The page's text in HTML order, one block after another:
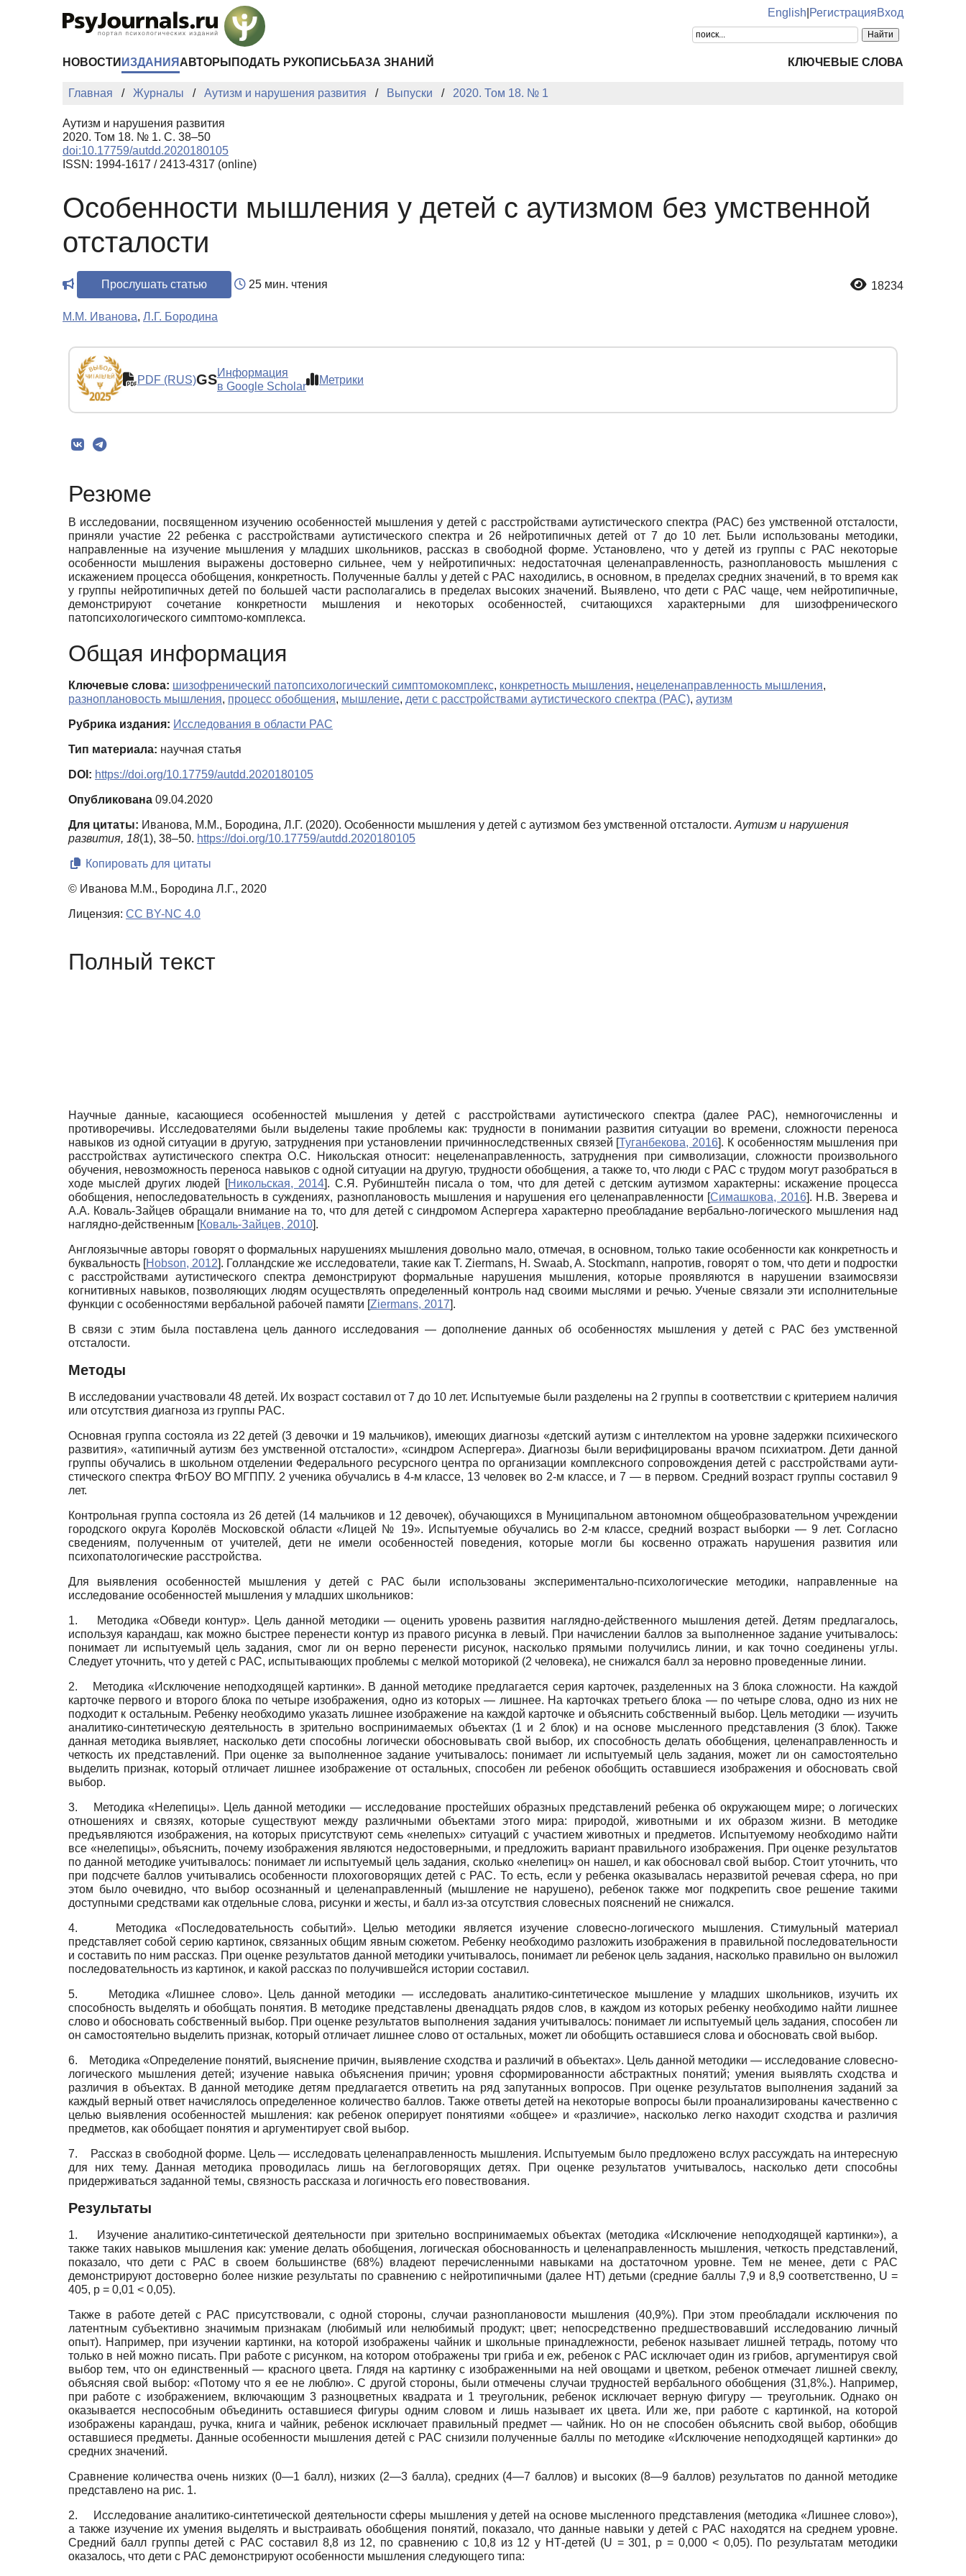
English РегистрацияВход
НОВОСТИ ИЗДАНИЯ АВТОРЫ ПОДАТЬ РУКОПИСЬ БАЗА ЗНАНИЙ КЛЮЧЕВЫЕ СЛОВА
Главная Журналы Аутизм и нарушения развития Выпуски 2020. Том 18. № 1
Аутизм и нарушения развития
2020. Том 18. № 1. С. 38–50
doi:10.17759/autdd.2020180105
ISSN: 1994-1617 / 2413-4317 (online)
Особенности мышления у детей с аутизмом без умственной
отсталости
Прослушать статью 25 мин. чтения 18234
М.М. Иванова, Л.Г. Бородина
PDF (RUS)GSИнформация
в Google Scholar
Метрики
Резюме
В исследовании, посвященном изучению особенностей мышления у детей с расстройствами аутистического спектра (РАС) без умственной отсталости,
приняли участие 22 ребенка с расстройствами аутистического спектра и 26 нейротипичных детей от 7 до 10 лет. Были использованы методики,
направленные на изучение мышления у младших школьников, рассказ в свободной форме. Установлено, что у детей из группы с РАС некоторые
особенности мышления выражены достоверно сильнее, чем у нейротипичных: недостаточная целенаправленность, разноплановость мышления с
искажением процесса обобщения, конкретность. Полученные баллы у детей с РАС находились, в основном, в пределах средних значений, в то время как
у группы нейротипичных детей по большей части располагались в пределах высоких значений. Выявлено, что дети с РАС чаще, чем нейротипичные,
демонстрируют сочетание конкретности мышления и некоторых особенностей, считающихся характерными для шизофренического
патопсихологического симптомо-комплекса.
Общая информация
Ключевые слова: шизофренический патопсихологический симптомокомплекс, конкретность мышления, нецеленаправленность мышления,
разноплановость мышления, процесс обобщения, мышление, дети с расстройствами аутистического спектра (РАС), аутизм
Рубрика издания: Исследования в области РАС
Тип материала: научная статья
DOI: https://doi.org/10.17759/autdd.2020180105
Опубликована 09.04.2020
Для цитаты: Иванова, М.М., Бородина, Л.Г. (2020). Особенности мышления у детей с аутизмом без умственной отсталости. Аутизм и нарушения
развития, 18(1), 38–50. https://doi.org/10.17759/autdd.2020180105
Копировать для цитаты
© Иванова М.М., Бородина Л.Г., 2020
Лицензия: CC BY-NC 4.0
Полный текст
Научные данные, касающиеся особенностей мышления у детей с расстройствами аутистического спектра (далее РАС), немногочисленны и
противоречивы. Исследователями были выделены такие проблемы как: трудности в понимании развития ситуации во времени, сложности переноса
навыков из одной ситуации в другую, затруднения при установлении причинно­следственных связей [Туганбекова, 2016]. К особенностям мышления при
расстройствах аутистиче­ского спектра О.С. Никольская относит: нецеленаправленность, затруднения при символизации, сложности произвольного
обучения, невозможность переноса навыков с одной ситуации на другую, трудности обобщения, а также то, что люди с РАС с трудом могут разобраться в
ходе мыслей других людей [Никольская, 2014]. С.Я. Рубинштейн писала о том, что для детей с детским аутизмом характерны: искажение процесса
обобщения, непоследовательность в суждениях, разноплановость мышления и нарушения его целенаправленности [Симашкова, 2016]. Н.В. Зверева и
А.А. Коваль-Зайцев обращали внимание на то, что для детей с синдромом Аспергера характерно преобладание вербально-логического мышления над
наглядно-действенным [Коваль-Зайцев, 2010].
Англоязычные авторы говорят о формальных нарушениях мышления довольно мало, отмечая, в основном, только такие особенности как конкретность и
буквальность [Hobson, 2012]. Голландские же исследователи, такие как T. Ziermans, H. Swaab, A. Stockmann, напротив, говорят о том, что дети и подростки
с расстройствами аутистического спектра демонстрируют формальные нарушения мышления, которые проявляются в нарушении взаимосвязи
когнитивных навыков, позволяющих людям осуществлять определенный контроль над своими мыслями и речью. Ученые связали эти исполнительные
функции с особенностями вербальной рабочей памяти [Ziermans, 2017].
В связи с этим была поставлена цель данного исследования — дополнение данных об особенностях мышления у детей с РАС без умственной
отсталости.
Методы
В исследовании участвовали 48 детей. Их возраст составил от 7 до 10 лет. Испытуемые были разделены на 2 группы в соответствии с критерием наличия
или отсутствия диагноза из группы РАС.
Основная группа состояла из 22 детей (3 девочки и 19 мальчиков), имеющих диагнозы «детский аутизм с интеллектом на уровне задержки психического
развития», «атипичный аутизм без умственной отсталости», «синдром Аспергера». Диагнозы были верифицированы врачом психиатром. Дети данной
группы обучались в школьном отделении Федерального ресурсного центра по организации комплексного сопровождения детей с расстройствами аути­
стического спектра ФгБОУ ВО МГППУ. 2 ученика обучались в 4-м классе, 13 человек во 2-м классе, и 7 — в первом. Средний возраст группы составил 9
лет.
Контрольная группа состояла из 26 детей (14 мальчиков и 12 девочек), обучающихся в Муниципальном автономном общеобразовательном учреждении
городского округа Королёв Московской области «Лицей № 19». Испытуемые обучались во 2-м классе, средний возраст выборки — 9 лет. Согласно
сведениям, полученным от учителей, дети не имели особенностей поведения, которые могли бы косвенно отражать нарушения развития или
психопатологические расстройства.
Для выявления особенностей мышления у детей с РАС были использованы экспериментально-психологические методики, направленные на
исследование особенностей мышления у младших школьников:
1.
Методика «Обведи контур». Цель данной методики — оценить уровень развития наглядно-действенного мышления детей. Детям предлагалось,
используя карандаш, как можно быстрее перенести контур из правого рисунка в левый. При начислении баллов за выполненное задание учитывалось:
понимает ли испытуемый цель задания, смог ли он верно перенести рисунок, насколько прямыми получились линии, и как точно соединены углы.
Следует уточнить, что у детей с РАС, испытывающих проблемы с мелкой моторикой (2 человека), не снижался балл за неровно проведенные линии.
2.
Методика «Исключение неподходящей картинки». В данной методике предлагается серия карточек, разделенных на 3 блока сложности. На каждой
карточке первого и второго блока по четыре изображения, одно из которых — лишнее. На карточках третьего блока — по четыре слова, одно из них не
подходит к остальным. Ребенку необходимо указать лишнее изображение на каждой карточке и объяснить собственный выбор. Цель методики — изучить
аналитико-синтетическую деятельность в зрительно воспринимаемых объектах (1 и 2 блок) и на основе мысленного представления (3 блок). Также
данная методика выявляет, насколько дети способны логически обосновывать свой выбор, их способность делать обобщения, целенаправленность и
четкость их представлений. При оценке за выполненное задание учитывалось: понимает ли испытуемый цель задания, может ли он самостоятельно
выделить признак, который отличает лишнее изображение от остальных, способен ли ребенок обобщить оставшиеся изображения и обосновать свой
выбор.
3.
Методика «Нелепицы». Цель данной методики — исследование простейших образных представлений ребенка об окружающем мире; о логических
отношениях и связях, которые существуют между различными объектами этого мира: природой, животными и их образом жизни. В методике
предъявляются изображения, на которых присутствуют семь «нелепых» ситуаций с участием животных и предметов. Испытуемому необходимо найти
все «нелепицы», объяснить, почему изображения являются недостоверными, и предложить вариант правильного изображения. При оценке результатов
по данной методике учитывалось: понимает ли испытуемый цель задания, сколько «нелепиц» он нашел, и как обосновал свой выбор. Стоит уточнить, что
при подсчете баллов учитывались особенности плохоговорящих детей с РАС. То есть, если у ребенка оказывалась неразвитой речевая сфера, но при
этом было очевидно, что выбор осознанный и целенаправленный (мышление не нарушено), ребенок также мог подкрепить свое решение такими
доступными средствами как отдельные слова, рисунки и жесты, и балл из-за отсутствия словесных пояснений не снижался.
4. Методика «Последовательность событий». Целью методики является изучение словесно-логического мышления. Стимуль­ный материал
представляет собой серию картинок, связанных общим явным сюжетом. Ребенку необходимо разложить изображения в правильной последовательности
и составить по ним рассказ. При оценке результатов данной методики учитывалось, понимает ли ребенок цель задания, насколько правильно он выложил
последовательность из картинок, и какой рассказ по получившейся истории составил.
5.
Методика «Лишнее слово». Цель данной методики — исследовать аналити­ко-синтетическое мышление у младших школьников, изучить их
способность выделять и обобщать понятия. В методике представлены двенадцать рядов слов, в каждом из которых ребенку необходимо найти лишнее
слово и обосновать собственный выбор. При оценке результатов выполнения задания учитывалось: понимает ли испытуемый цель задания, способен ли
он самостоятельно выделить признак, который отличает лишнее слово от остальных, может ли обобщить оставшиеся слова и обосновать свой выбор.
6.
Методика «Определение понятий, выяснение причин, выявление сходства и различий в объектах». Цель данной методики — исследование словесно-
логического мышления детей; изучение навыка объяснения причин; уровня сформированности абстрактных понятий; умения выявлять сходства и
различия в объектах. В данной методике детям предлагается ответить на ряд запутанных вопросов. При оценке результатов выполнения заданий за
каждый верный ответ начислялось определенное количество баллов. Также ответы детей на некоторые вопросы были проанализированы качественно с
целью выявления особенностей мышления: как ребенок оперирует понятиями «общее» и «различие», насколько легко находит сходства и различия
предметов, как обобщает понятия и аргументирует свой выбор.
7.
Рассказ в свободной форме. Цель — исследовать целенаправленность мышления. Испытуемым было предложено вслух рассуждать на интересную
для них тему. Данная методика проводилась лишь на бе­глоговорящих детях. При оценке результатов учитывалось, насколько дети способны
придерживаться заданной темы, связность рассказа и логичность его повествования.
Результаты
1.
Изучение аналитико-синтетической деятельности при зрительно воспринимаемых объектах (методика «Исключение неподходящей картинки»), а
также таких навыков мышления как: умение делать обобщения, логическая обоснованность и целенаправленность мышления, четкость представлений,
показало, что дети с РАС в своем большинстве (68%) владеют перечисленными навыками на достаточном уровне. Тем не менее, дети с РАС
демонстрируют достоверно более низкие результаты по сравнению с нейротипичными (далее НТ) детьми (средние баллы 7,9 и 8,9 соответственно, U =
405, р = 0,01 < 0,05).
Также в работе детей с РАС присутствовали, с одной стороны, случаи разноплановости мышления (40,9%). При этом преобладали исключения по
латентным субъективно значимым признакам (любимый или нелюбимый продукт; цвет; непосредственно предшествовавший исследованию личный
опыт). Например, при изучении картинки, на которой изображены чайник и школьные принадлежности, ребенок называет лишней тетрадь, потому что
только в ней можно писать. При работе с рисунком, на котором отображены три гриба и еж, ребенок с РАС исключает один из грибов, аргументируя свой
выбор тем, что он единственный — красного цвета. Глядя на картинку с изображенными на ней овощами и цветком, ребенок отмечает лишней свеклу,
объясняя свой выбор: «Потому что я ее не люблю». С другой стороны, были отмечены случаи трудностей вербального обобщения (31,8%.). Например,
при работе с изображением, включающим 3 разноцветных квадрата и 1 треугольник, ребенок исключает верную фигуру — треугольник. Однако он
оказывается неспособным объединить оставшиеся фигуры одним словом и лишь называет их цвета. Или же, при работе с картинкой, на которой
изображены карандаш, ручка, книга и чайник, ребенок исключает правильный предмет — чайник. Но он не способен объяснить свой выбор, обобщив
оставшиеся предметы. Данные особенности мышления детей с РАС снизили полученные баллы по методике «Исключение неподходящей картинки» до
средних значений.
Сравнение количества очень низких (0—1 балл), низких (2—3 балла), средних (4—7 баллов) и высоких (8—9 баллов) результатов по данной методике
представлено на рис. 1.
2.
Исследование аналитико-синтетической деятельности сферы мышления у детей на основе мысленного представления (методика «Лишнее слово»),
а также изучение их умения выделять и выстраивать обобщения понятий, показало, что данные навыки у детей с РАС находятся на среднем уровне.
Средний балл группы детей с РАС составил 8,8 из 12, по сравнению с 10,8 из 12 у НТ-детей (U = 301, р = 0,000 < 0,05). По результатам методики
оказалось, что дети с РАС демонстрируют особенности мышления следующего типа: